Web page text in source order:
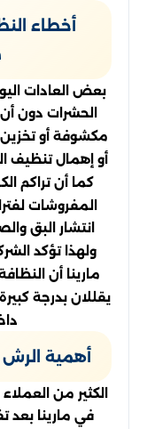
أخطاء
بعض العادات
الحشرات دون
مكشوفة أو تخزين
أو إهمال تنظيف
كما أن تراكم
المفروشات
انتشار البق
ولهذا تؤكد
مارينا أن
يقللان بدرجة
أهمية الرش
الكثير من
في مارينا بعد